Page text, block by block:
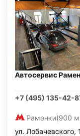
Автосервис
+7 (495) 135-42-
Раменки(900
ул. Лобачевского,